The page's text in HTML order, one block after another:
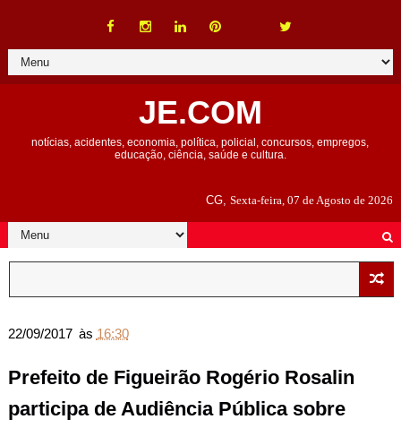
JE.COM
notícias, acidentes, economia, política, policial, concursos, empregos,
educação, ciência, saúde e cultura.
CG,Sexta-feira, 07 de Agosto de 2026
22/09/2017 às 16:30
Prefeito de Figueirão Rogério Rosalin
participa de Audiência Pública sobre